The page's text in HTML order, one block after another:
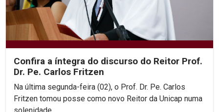
Confira a íntegra do discurso do Reitor Prof.
Dr. Pe. Carlos Fritzen
Na última segunda-feira (02), o Prof. Dr. Pe. Carlos
Fritzen tomou posse como novo Reitor da Unicap numa
solenidade...